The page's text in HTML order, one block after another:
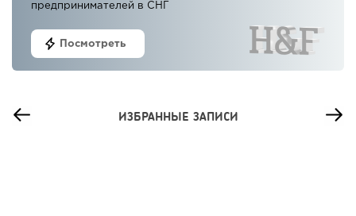
предпринимателей в СНГ
Посмотреть
ИЗБРАННЫЕ ЗАПИСИ